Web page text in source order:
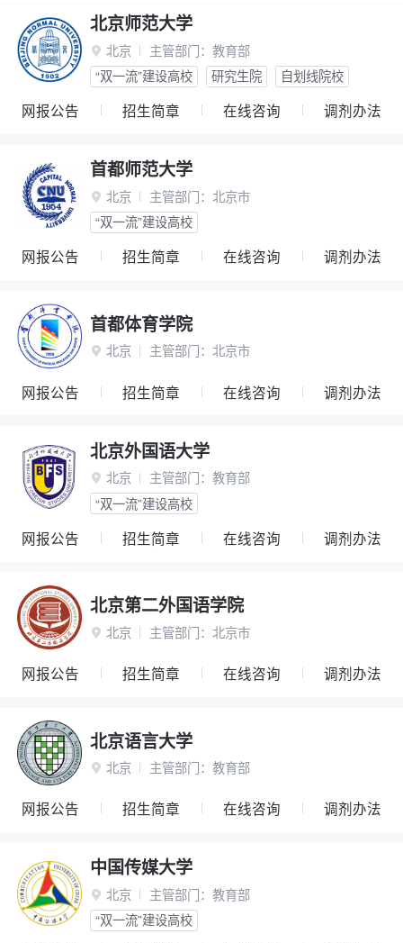
北京师范大学
 北京 主管部门： 教育部
“双一流”建设高校
研究生院 自划线院校
网报公告 招生简章 在线咨询 调剂办法
首都师范大学
 北京 主管部门： 北京市
“双一流”建设高校
网报公告 招生简章 在线咨询 调剂办法
首都体育学院
 北京 主管部门： 北京市
网报公告 招生简章 在线咨询 调剂办法
北京外国语大学
 北京 主管部门： 教育部
“双一流”建设高校
网报公告 招生简章 在线咨询 调剂办法
北京第二外国语学院
 北京 主管部门： 北京市
网报公告 招生简章 在线咨询 调剂办法
北京语言大学
 北京 主管部门： 教育部
网报公告 招生简章 在线咨询 调剂办法
中国传媒大学
 北京 主管部门： 教育部
“双一流”建设高校